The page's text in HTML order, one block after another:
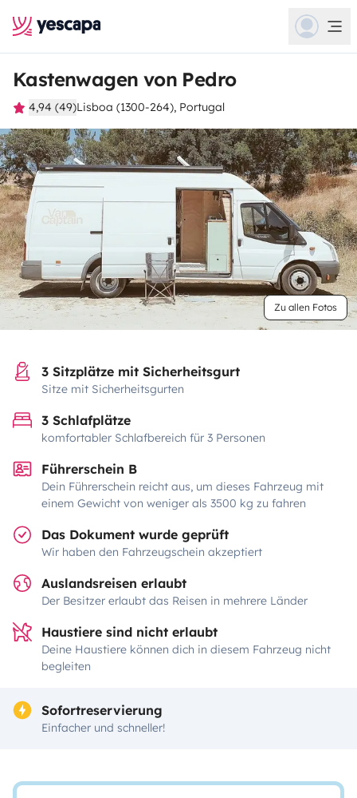
Kastenwagen von Pedro
4,94 (49)Lisboa (1300-264), Portugal
Zu allen Fotos
3 Sitzplätze mit Sicherheitsgurt
Sitze mit Sicherheitsgurten
3 Schlafplätze
komfortabler Schlafbereich für 3 Personen
Führerschein B
Dein Führerschein reicht aus, um dieses Fahrzeug mit
einem Gewicht von weniger als 3500 kg zu fahren
Das Dokument wurde geprüft
Wir haben den Fahrzeugschein akzeptiert
Auslandsreisen erlaubt
Der Besitzer erlaubt das Reisen in mehrere Länder
Haustiere sind nicht erlaubt
Deine Haustiere können dich in diesem Fahrzeug nicht
begleiten
Sofortreservierung
Einfacher und schneller!